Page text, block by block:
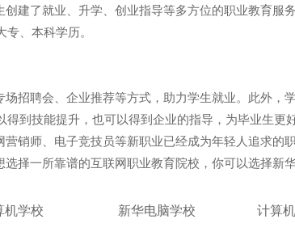
了就业、升学、创业指导等多方位的职业教育服
、本科学历。
聘会、企业推荐等方式，助力学生就业。此外，
到技能提升，也可以得到企业的指导，为毕业生更
师、电子竞技员等新职业已经成为年轻人追求的职
一所靠谱的互联网职业教育院校，你可以选择新
机学校 新华电脑学校 计算